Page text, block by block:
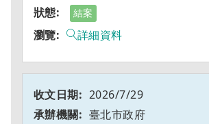
結案
詳細資料
2026/7/29
臺北市政府